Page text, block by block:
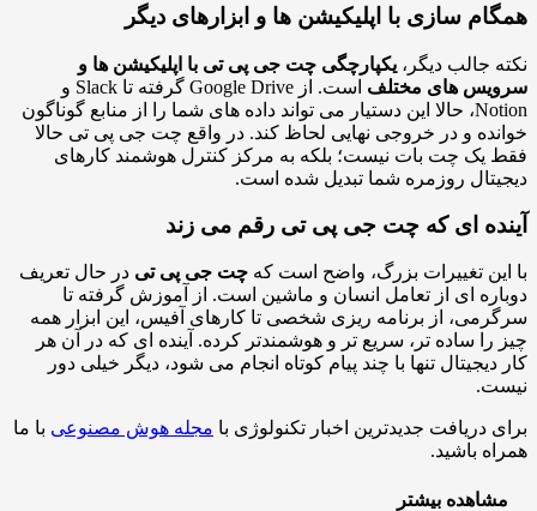
سازی با اپلیکیشن ها و ابزارهای دیگر
جالب دیگر،یکپارچگی چت جی پی تی با اپلیکیشن ها و
های مختلف
است. از Google Drive گرفته تا Slack و
Notion، حالا این دستیار می تواند داده های شما را از منابع گوناگون
و در خروجی نهایی لحاظ کند. در واقع چت جی پی تی حالا
یک چت بات نیست؛ بلکه به مرکز کنترل هوشمند کارهای
روزمره شما تبدیل شده است.
ای که چت جی پی تی رقم می زند
تغییرات بزرگ، واضح است کهچت جی پی تیدر حال تعریف
ای از تعامل انسان و ماشین است. از آموزش گرفته تا
از برنامه ریزی شخصی تا کارهای آفیس، این ابزار همه
ساده تر، سریع تر و هوشمندتر کرده. آینده ای که در آن هر
تنها با چند پیام کوتاه انجام می شود، دیگر خیلی دور
دریافت جدیدترین اخبار تکنولوژی با مجله هوش مصنوعیبا ما
باشید.
بیشتر